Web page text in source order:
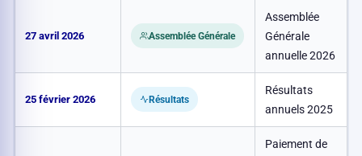
27 avril 2026 Assemblée Générale
Assemblée
Générale
annuelle 2026
25 février 2026 Résultats
Résultats
annuels 2025
Paiement de